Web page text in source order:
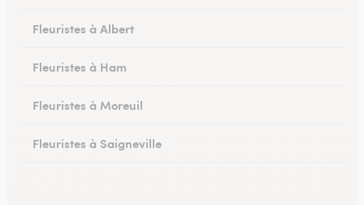
Fleuristes à Albert
Fleuristes à Ham
Fleuristes à Moreuil
Fleuristes à Saigneville